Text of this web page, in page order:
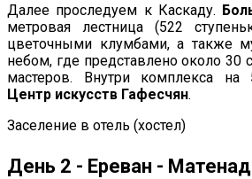
Далее проследуем к Каскаду.
метровая лестница (522
цветочными клумбами, а также
небом, где представлено около 30
мастеров. Внутри комплекса на
Центр искусств Гафесчян.
Заселение в отель (хостел)
День 2 - Ереван -